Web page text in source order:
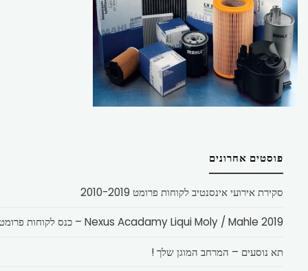
פוסטים אחרונים
סקירת אירועי אינסנטיב לקוחות פרומט 2010-2019
Nexus Acadamy Liqui Moly / Mahle 2019 – כנס לקוחות פרומט
תא נוסעים – המרחב המוגן שלך !